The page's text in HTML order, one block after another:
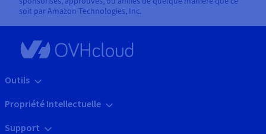
soit par Amazon Technologies, Inc.
Outils
Propriété Intellectuelle
Support